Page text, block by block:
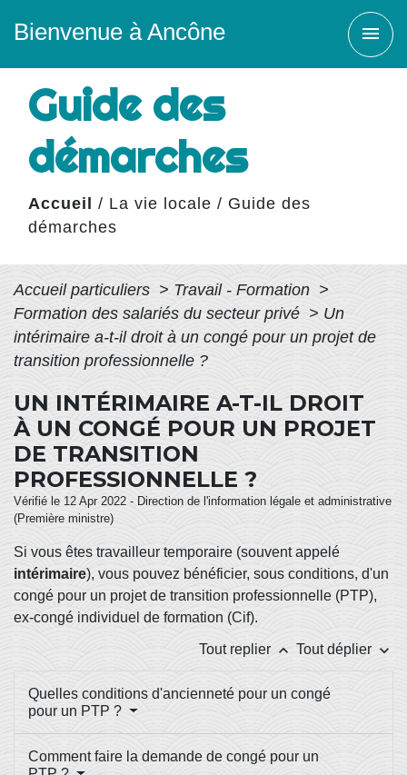
Bienvenue à Ancône menu
Guide des
démarches
Accueil / La vie locale / Guide des
démarches
Accueil particuliers > Travail - Formation >
Formation des salariés du secteur privé > Un
intérimaire a-t-il droit à un congé pour un projet de
transition professionnelle ?
UN INTÉRIMAIRE A-T-IL DROIT
À UN CONGÉ POUR UN PROJET
DE TRANSITION
PROFESSIONNELLE ?
Vérifié le 12 Apr 2022 - Direction de l'information légale et administrative
(Première ministre)
Si vous êtes travailleur temporaire (souvent appelé
intérimaire), vous pouvez bénéficier, sous conditions, d'un
congé pour un projet de transition professionnelle (PTP),
ex-congé individuel de formation (Cif).
Tout replier keyboard_arrow_up Tout déplier keyboard_arrow_down
Quelles conditions d'ancienneté pour un congé
pour un PTP ?
Comment faire la demande de congé pour un